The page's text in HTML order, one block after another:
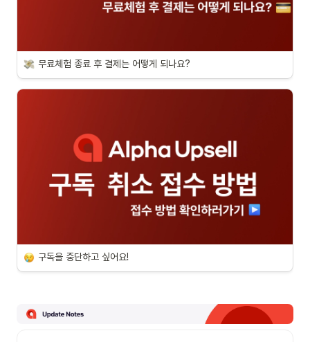
무료체험 종료 후 결제는 어떻게 되나요?
구독을 중단하고 싶어요!